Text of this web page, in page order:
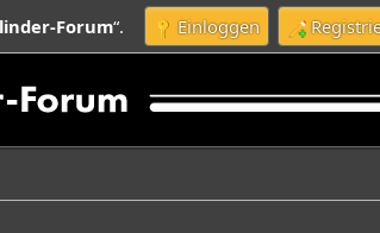
Forum“. Einloggen